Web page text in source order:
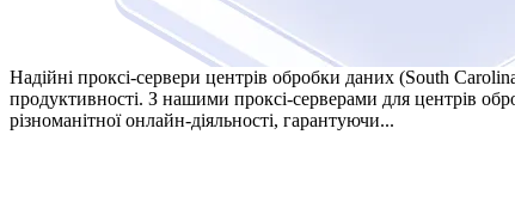
Надійні проксі-сервери центрів обробки даних (South
продуктивності. З нашими проксі-серверами для центрів
різноманітної онлайн-діяльності, гарантуючи...